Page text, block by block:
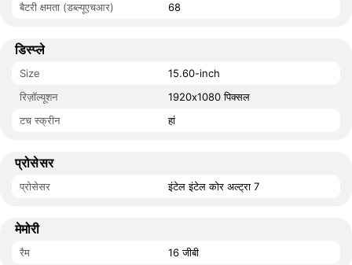
बैटरी क्षमता (डब्ल्यूएचआर)
68
डिस्प्ले
Size
15.60-inch
रिज़ॉल्यूशन
1920x1080 पिक्सल
टच स्क्रीन
हां
प्रोसेसर
प्रोसेसर इंटेल इंटेल कोर अल्ट्रा 7
मेमोरी
रैम 16 जीबी